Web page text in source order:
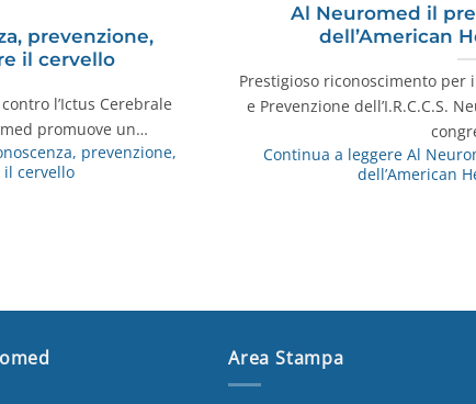
Al Neuromed il
dell’American
Prestigioso riconoscimento
e Prevenzione dell’I.R.C.C.S.
Continua a leggereAl
dell’American
prevenzione,
il cervello
l’Ictus Cerebrale
promuove un…
prevenzione,
cervello
Area Stampa